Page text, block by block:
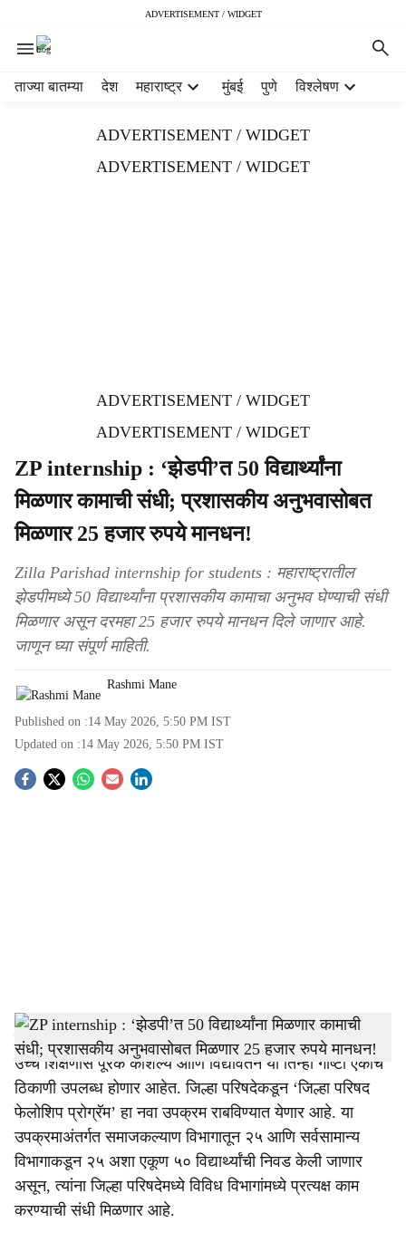
ADVERTISEMENT / WIDGET
ताज्या बातम्या देश महाराष्ट्र मुंबई पुणे विश्लेषण
ADVERTISEMENT / WIDGET
ADVERTISEMENT / WIDGET
ADVERTISEMENT / WIDGET
ADVERTISEMENT / WIDGET
ZP internship : ‘झेडपी’त 50 विद्यार्थ्यांना
मिळणार कामाची संधी; प्रशासकीय अनुभवासोबत
मिळणार 25 हजार रुपये मानधन!
Zilla Parishad internship for students : महाराष्ट्रातील
झेडपीमध्ये 50 विद्यार्थ्यांना प्रशासकीय कामाचा अनुभव घेण्याची संधी
मिळणार असून दरमहा 25 हजार रुपये मानधन दिले जाणार आहे.
जाणून घ्या संपूर्ण माहिती.
Rashmi Mane
Published on :14 May 2026, 5:50 PM IST
Updated on :14 May 2026, 5:50 PM IST
S
h
a
r
e
ग्रामीण भागातील तरुणांना प्रशासकीय कामाचा प्रत्यक्ष अनुभव,
उच्च शिक्षणास पूरक कौशल्ये आणि विद्यावेतन या तिन्ही गोष्टी एकाच
ठिकाणी उपलब्ध होणार आहेत. जिल्हा परिषदेकडून ‘जिल्हा परिषद
फेलोशिप प्रोग्रॅम’ हा नवा उपक्रम राबविण्यात येणार आहे. या
उपक्रमाअंतर्गत समाजकल्याण विभागातून २५ आणि सर्वसामान्य
विभागाकडून २५ अशा एकूण ५० विद्यार्थ्यांची निवड केली जाणार
असून, त्यांना जिल्हा परिषदेमध्ये विविध विभागांमध्ये प्रत्यक्ष काम
करण्याची संधी मिळणार आहे.